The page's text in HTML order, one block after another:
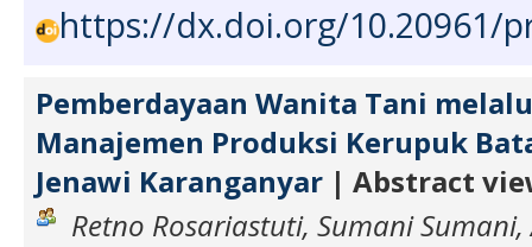
https://dx.doi.org/10.20961/
Pemberdayaan Wanita Tani
Manajemen Produksi Kerupuk
Jenawi Karanganyar | Abstract
Retno Rosariastuti, Sumani